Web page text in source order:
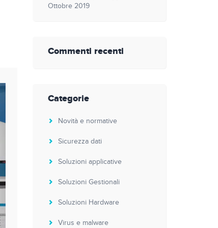
Ottobre 2019
Commenti recenti
Categorie
Novità e normative
Sicurezza dati
Soluzioni applicative
Soluzioni Gestionali
Soluzioni Hardware
Virus e malware